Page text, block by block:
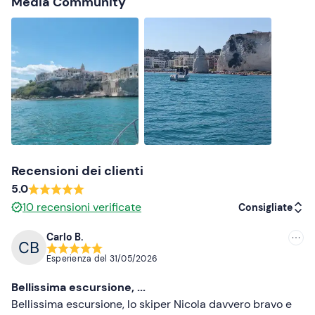
Il punto di ritrovo è raggiungibile con imezzi pubblici
parcheggio a pagamento.
Abbigliamento consigliato
Abbigliamento adatto alla stagione
Costume da bagno
Non dimenticare di portare
Telo mare
Occhiali da sole
Attrezzatura da snorkeling
Infradito o scarpe da scoglio
Crema solare
Recensioni dei clienti
5.0
10 recensioni verificate Consigliate
Meno recenti
Carlo B.
Esperienza del 31/05/2026
Bellissima escursione, ...
Bellissima escursione, lo skiper Nicola davvero bravo e